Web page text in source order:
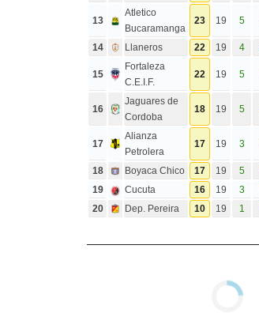
13
Atletico
Bucaramanga
23 19 5
14 Llaneros 22 19 4
15
Fortaleza
C.E.I.F.
22 19 5
16
Jaguares de
Cordoba
18 19 5
17
Alianza
Petrolera
17 19 3
18 Boyaca Chico 17 19 5
19
Cucuta 16 19 3
20
Dep. Pereira 10 19 1